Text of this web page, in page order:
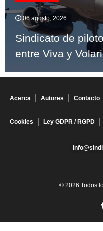
06 agosto, 2026
Sindicato de
entre Viva y
Acerca Autores Contacto
Cookies Ley GDPR / RGPD
© 2026 Todos